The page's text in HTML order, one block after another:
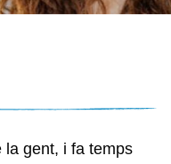
la gent, i fa temps